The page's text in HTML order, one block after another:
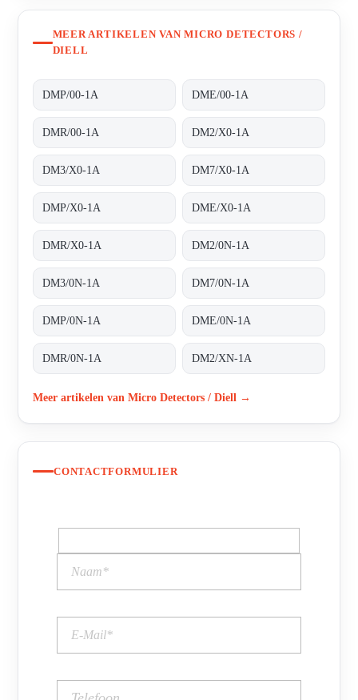
MEER ARTIKELEN VAN MICRO DETECTORS /
DIELL
DMP/00-1A DME/00-1A
DMR/00-1A DM2/X0-1A
DM3/X0-1A DM7/X0-1A
DMP/X0-1A DME/X0-1A
DMR/X0-1A DM2/0N-1A
DM3/0N-1A DM7/0N-1A
DMP/0N-1A DME/0N-1A
DMR/0N-1A DM2/XN-1A
Meer artikelen van Micro Detectors / Diell →
CONTACTFORMULIER